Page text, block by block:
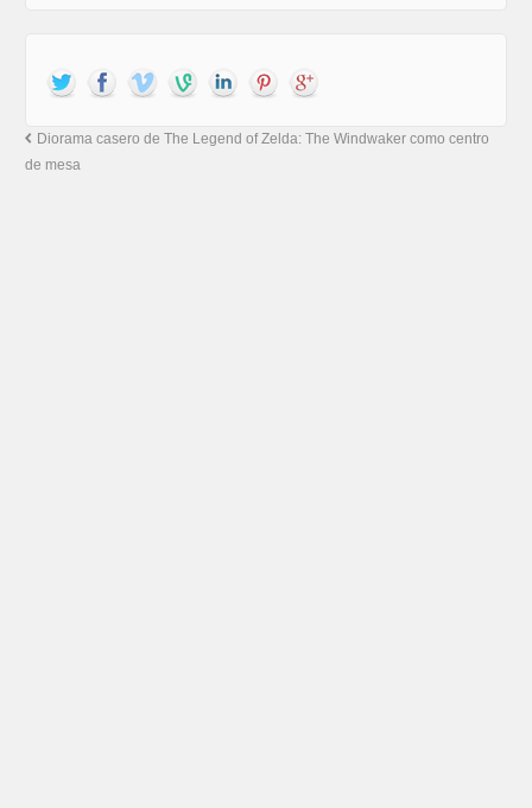
Diorama casero de The Legend of Zelda: The Windwaker como centro
de mesa